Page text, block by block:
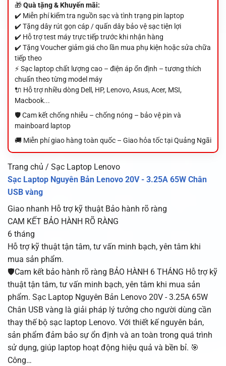
🎁Quà tặng & Khuyến mãi:
✔️ Miễn phí kiểm tra nguồn sạc và tình trạng pin laptop
✔️ Tặng dây rút gọn cáp / quấn dây bảo vệ sạc tiện lợi
✔️ Hỗ trợ test máy trực tiếp trước khi nhận hàng
✔️ Tặng Voucher giảm giá cho lần mua phụ kiện hoặc sửa chữa
tiếp theo
⚡ Sạc laptop chất lượng cao – điện áp ổn định – tương thích
chuẩn theo từng model máy
🔌 Hỗ trợ nhiều dòng Dell, HP, Lenovo, Asus, Acer, MSI,
Macbook...
🛡️ Cam kết chống nhiễu – chống nóng – bảo vệ pin và
mainboard laptop
🚚 Miễn phí giao hàng toàn quốc – Giao hỏa tốc tại Quảng Ngãi
Trang chủ / Sạc Laptop Lenovo
Sạc Laptop Nguyên Bản Lenovo 20V - 3.25A 65W Chân
USB vàng
Giao nhanh Hỗ trợ kỹ thuật Bảo hành rõ ràng
CAM KẾT BẢO HÀNH RÕ RÀNG
6 tháng
Hỗ trợ kỹ thuật tận tâm, tư vấn minh bạch, yên tâm khi
mua sản phẩm.
🛡️Cam kết bảo hành rõ ràng BẢO HÀNH 6 THÁNG Hỗ trợ kỹ
thuật tận tâm, tư vấn minh bạch, yên tâm khi mua sản
phẩm. Sạc Laptop Nguyên Bản Lenovo 20V - 3.25A 65W
Chân USB vàng là giải pháp lý tưởng cho người dùng cần
thay thế bộ sạc laptop Lenovo. Với thiết kế nguyên bản,
sản phẩm đảm bảo sự ổn định và an toàn trong quá trình
sử dụng, giúp laptop hoạt động hiệu quả và bền bỉ. 🎯
Công…